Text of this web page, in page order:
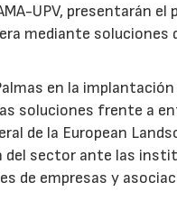
UPV, presentarán el
mediante
en la implantación
soluciones frente a
de la European
del sector ante las
de empresas y